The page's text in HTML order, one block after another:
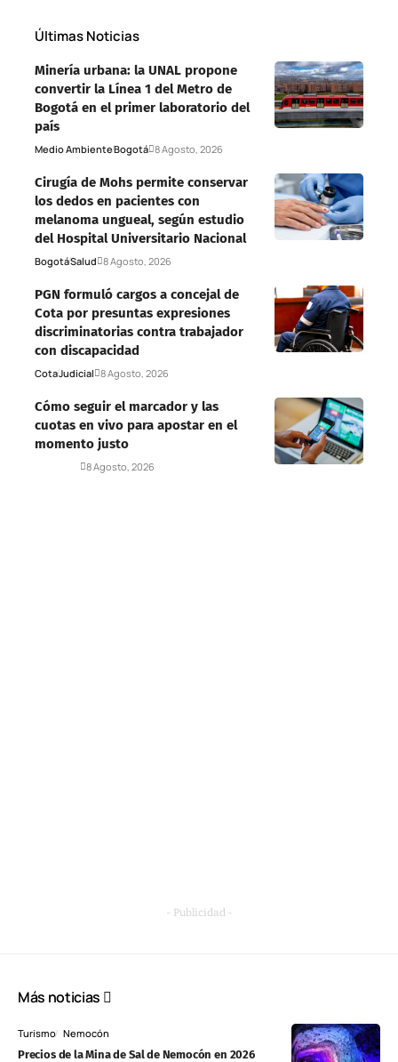
Últimas Noticias
Minería urbana: la UNAL propone
convertir la Línea 1 del Metro de
Bogotá en el primer laboratorio del
país
Medio AmbienteBogotá 8 Agosto, 2026
Cirugía de Mohs permite conservar
los dedos en pacientes con
melanoma ungueal, según estudio
del Hospital Universitario Nacional
BogotáSalud 8 Agosto, 2026
PGN formuló cargos a concejal de
Cota por presuntas expresiones
discriminatorias contra trabajador
con discapacidad
CotaJudicial 8 Agosto, 2026
Cómo seguir el marcador y las
cuotas en vivo para apostar en el
momento justo
8 Agosto, 2026
- Publicidad -
Más noticias
Turismo Nemocón
Precios de la Mina de Sal de Nemocón en 2026